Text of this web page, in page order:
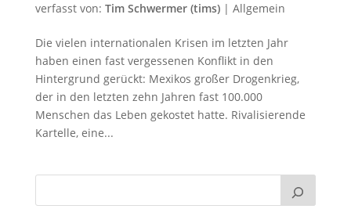
verfasst von: Tim Schwermer (tims)| Allgemein
Die vielen internationalen Krisen im letzten Jahr
haben einen fast vergessenen Konflikt in den
Hintergrund gerückt: Mexikos großer Drogenkrieg,
der in den letzten zehn Jahren fast 100.000
Menschen das Leben gekostet hatte. Rivalisierende
Kartelle, eine...